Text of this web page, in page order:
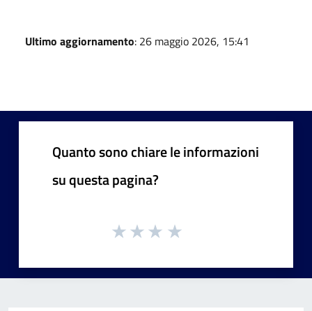
Ultimo aggiornamento: 26 maggio 2026, 15:41
Quanto sono chiare le informazioni
su questa pagina?